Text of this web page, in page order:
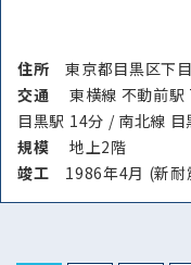
住所東京都目黒区
交通
東横線 不動前
目黒駅 14分 / 南北線
規模
地上2階
竣⼯ 1986年4月 (新耐